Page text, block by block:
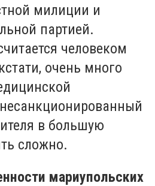
милиции и
партией.
человеком
очень много
в большую
сложно.
мариупольских